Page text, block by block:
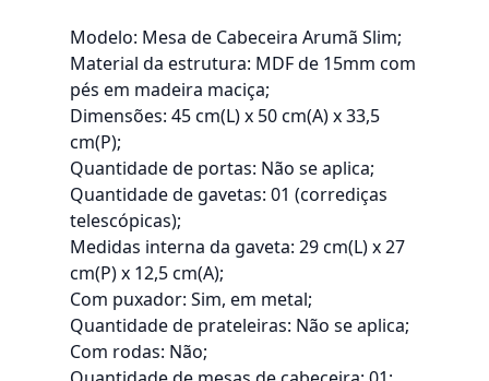
Modelo: Mesa de Cabeceira Arumã Slim;
Material da estrutura: MDF de 15mm com
pés em madeira maciça;
Dimensões: 45 cm(L) x 50 cm(A) x 33,5
cm(P);
Quantidade de portas: Não se aplica;
Quantidade de gavetas: 01 (corrediças
telescópicas);
Medidas interna da gaveta: 29 cm(L) x 27
cm(P) x 12,5 cm(A);
Com puxador: Sim, em metal;
Quantidade de prateleiras: Não se aplica;
Com rodas: Não;